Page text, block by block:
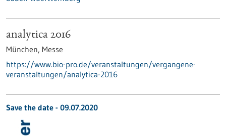
analytica 2016
München, Messe
https://www.bio-pro.de/veranstaltungen/vergangene-
veranstaltungen/analytica-2016
Save the date - 09.07.2020